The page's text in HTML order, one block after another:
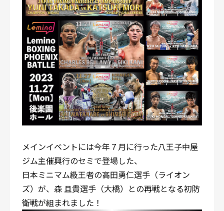
メインイベントには今年７月に行った八王子中屋
ジム主催興行のセミで登場した、
日本ミニマム級王者の高田勇仁選手（ライオン
ズ）が、森 且貴選手（大橋）との再戦となる初防
衛戦が組まれました！